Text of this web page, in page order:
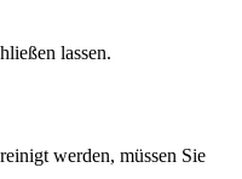
lassen.
werden, müssen Sie